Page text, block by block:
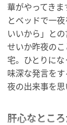
華がやってき
とベッドで一
いいから」と
せいか昨夜の
宅。ひとりに
味深な発言を
夜の出来事を思
肝心なとこ